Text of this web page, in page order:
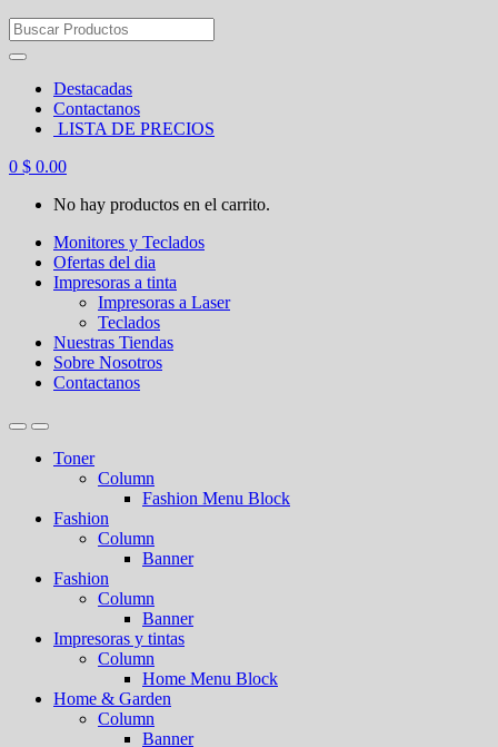
Search
for:
Destacadas
Contactanos
LISTA DE PRECIOS
0 $ 0.00
No hay productos en el carrito.
Monitores y Teclados
Ofertas del dia
Impresoras a tinta
Impresoras a Laser
Teclados
Nuestras Tiendas
Sobre Nosotros
Contactanos
Toner
Column
Fashion Menu Block
Fashion
Column
Banner
Fashion
Column
Banner
Impresoras y tintas
Column
Home Menu Block
Home & Garden
Column
Banner